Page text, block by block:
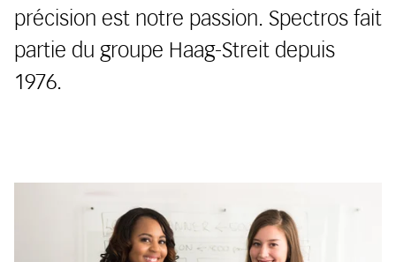
précision est notre passion. Spectros fait
partie du groupe Haag-Streit depuis
1976.